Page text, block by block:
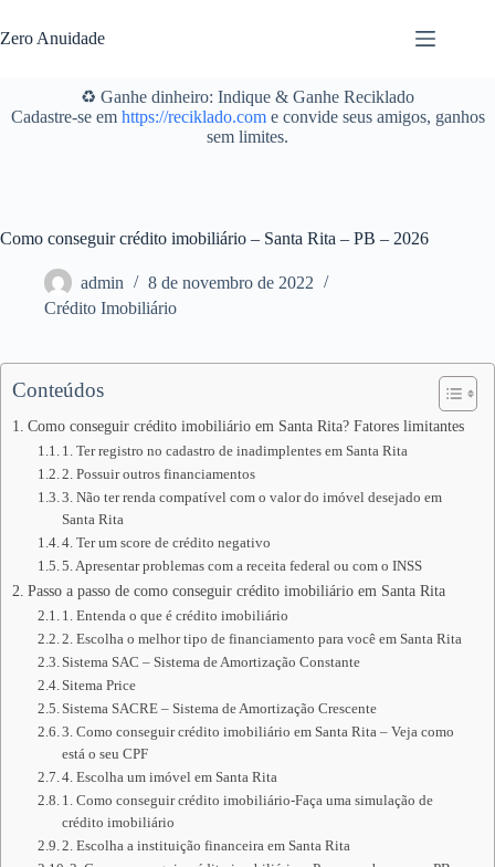
para
o
Zero Anuidade
♻️ Ganhe dinheiro: Indique & Ganhe Reciklado
Cadastre-se em https://reciklado.come convide seus amigos, ganhos
sem limites.
Como conseguir crédito imobiliário – Santa Rita – PB – 2026
admin
8 de novembro de 2022
Crédito Imobiliário
Conteúdos
Como conseguir crédito imobiliário em Santa Rita? Fatores limitantes
1. Ter registro no cadastro de inadimplentes em Santa Rita
2. Possuir outros financiamentos
3. Não ter renda compatível com o valor do imóvel desejado em
Santa Rita
4. Ter um score de crédito negativo
5. Apresentar problemas com a receita federal ou com o INSS
Passo a passo de como conseguir crédito imobiliário em Santa Rita
1. Entenda o que é crédito imobiliário
2. Escolha o melhor tipo de financiamento para você em Santa Rita
Sistema SAC – Sistema de Amortização Constante
Sitema Price
Sistema SACRE – Sistema de Amortização Crescente
3. Como conseguir crédito imobiliário em Santa Rita – Veja como
está o seu CPF
4. Escolha um imóvel em Santa Rita
1. Como conseguir crédito imobiliário-Faça uma simulação de
crédito imobiliário
2. Escolha a instituição financeira em Santa Rita